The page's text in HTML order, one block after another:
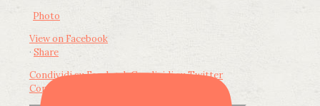
Photo
View on Facebook
· Share
Condividi su FacebookCondividi su Twitter
Condividi su LinkedIn